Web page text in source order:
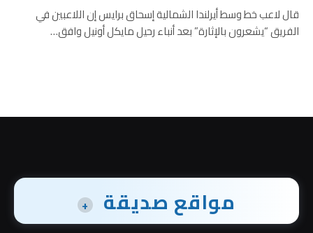
قال لاعب خط وسط أيرلندا الشمالية إسحاق برايس إن اللاعبين في
الفريق “يشعرون بالإثارة” بعد أنباء رحيل مايكل أونيل وافق…
مواقع صديقة +